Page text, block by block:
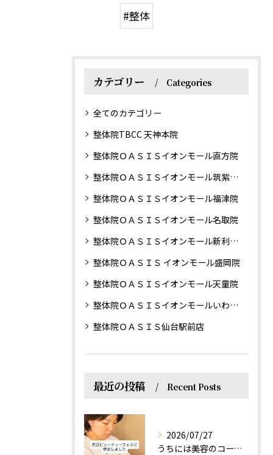
#整体
カテゴリー Categories
全てのカテゴリー
整体院TBCC 天神本院
整体院ＯＡＳＩＳイオンモール直方院
整体院ＯＡＳＩＳイオンモール筑紫野院
整体院ＯＡＳＩＳイオンモール福津院
整体院ＯＡＳＩＳイオンモール名取院
整体院ＯＡＳＩＳイオンモール新利府南館院
整体院ＯＡＳＩＳ イオンモール盛岡院
整体院ＯＡＳＩＳイオンモール天童院
整体院ＯＡＳＩＳイオンモールいわき小名浜院
整体院ＯＡＳＩＳ仙台駅前店
最近の投稿 Recent Posts
2026/07/27
うちには美容のコースもあるって伝えなきゃ！えっほっえxty